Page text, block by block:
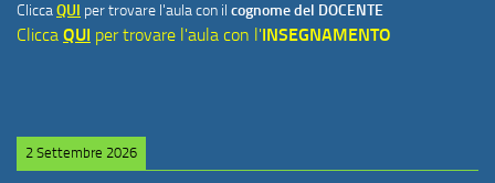
CliccaQUI per trovare l'aula con il cognome del DOCENTE
Clicca QUI per trovare l'aula con l'INSEGNAMENTO
2 Settembre 2026